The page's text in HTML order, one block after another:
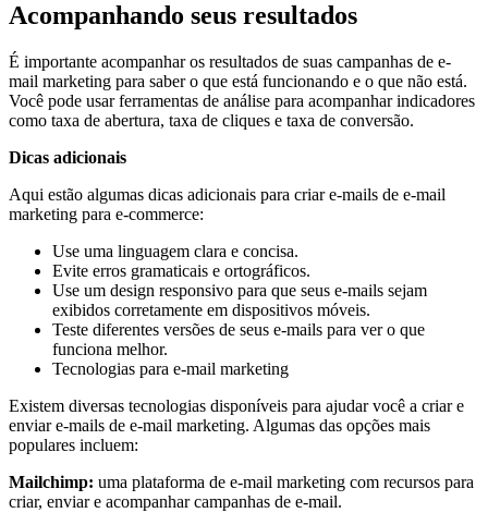
Acompanhando seus resultados
É importante acompanhar os resultados de suas campanhas de e-
mail marketing para saber o que está funcionando e o que não está.
Você pode usar ferramentas de análise para acompanhar indicadores
como taxa de abertura, taxa de cliques e taxa de conversão.
Dicas adicionais
Aqui estão algumas dicas adicionais para criar e-mails de e-mail
marketing para e-commerce:
Use uma linguagem clara e concisa.
Evite erros gramaticais e ortográficos.
Use um design responsivo para que seus e-mails sejam
exibidos corretamente em dispositivos móveis.
Teste diferentes versões de seus e-mails para ver o que
funciona melhor.
Tecnologias para e-mail marketing
Existem diversas tecnologias disponíveis para ajudar você a criar e
enviar e-mails de e-mail marketing. Algumas das opções mais
populares incluem:
Mailchimp: uma plataforma de e-mail marketing com recursos para
criar, enviar e acompanhar campanhas de e-mail.